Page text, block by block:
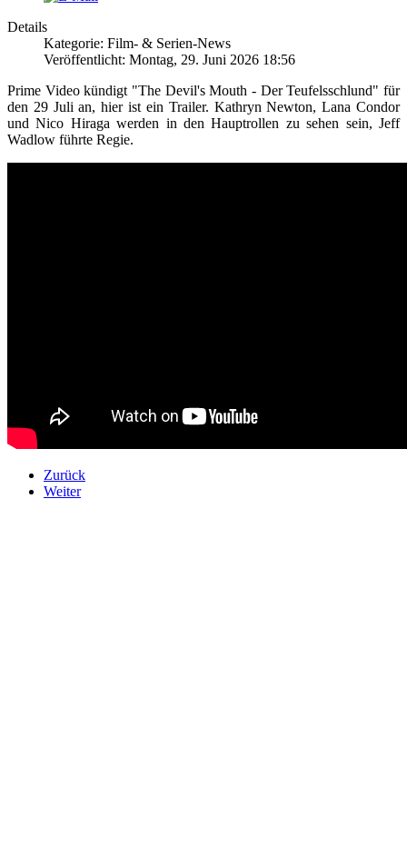
Details
Kategorie: Film- & Serien-News
Veröffentlicht: Montag, 29. Juni 2026 18:56
Prime Video kündigt "The Devil's Mouth - Der Teufelsschlund" für
den 29 Juli an, hier ist ein Trailer. Kathryn Newton, Lana Condor
und Nico Hiraga werden in den Hauptrollen zu sehen sein, Jeff
Wadlow führte Regie.
Zurück
Weiter